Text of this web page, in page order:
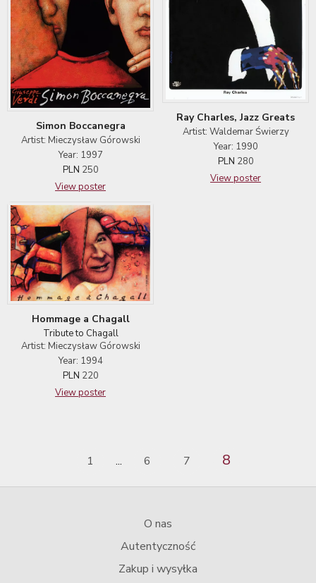
Simon Boccanegra
Artist: Mieczysław Górowski
Year: 1997
PLN 250
View poster
Ray Charles, Jazz Greats
Artist: Waldemar Świerzy
Year: 1990
PLN 280
View poster
Hommage a Chagall
Tribute to Chagall
Artist: Mieczysław Górowski
Year: 1994
PLN 220
View poster
1 ... 6 7 8
O nas
Autentyczność
Zakup i wysyłka